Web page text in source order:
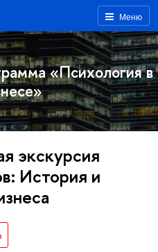
Меню
«Психология в
экскурсия
История и